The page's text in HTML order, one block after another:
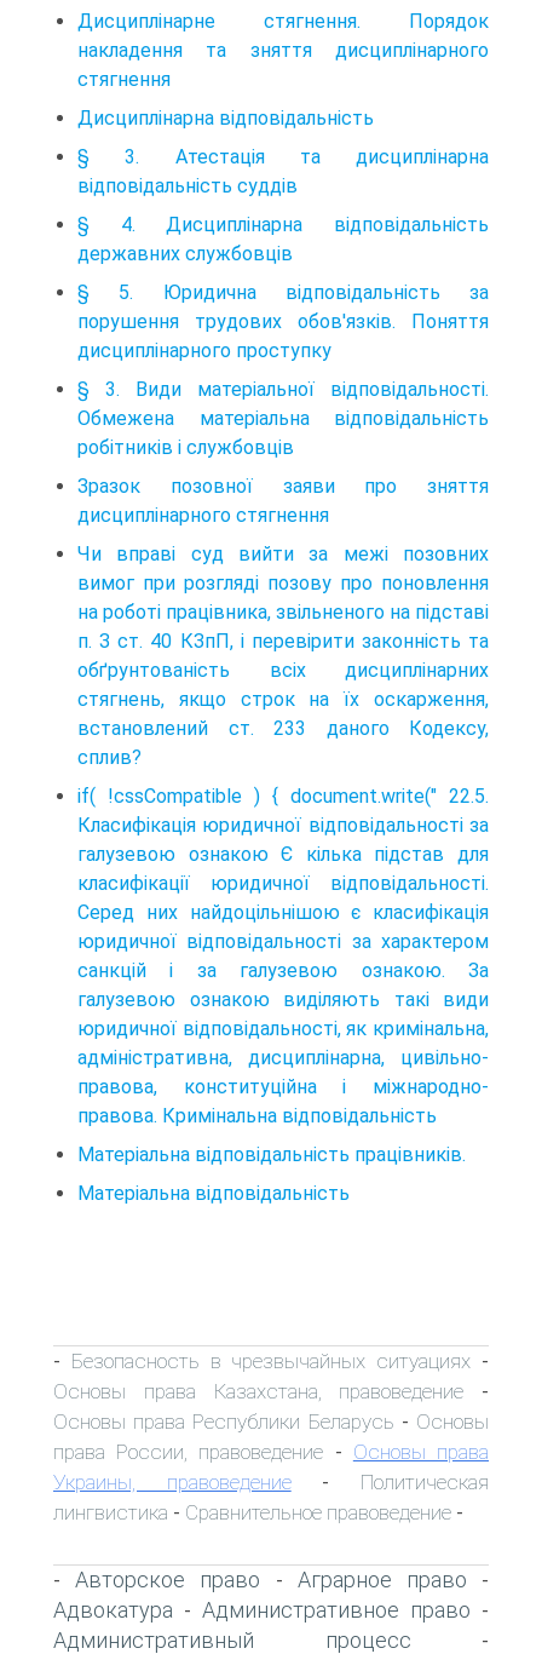
Дисциплінарне стягнення. Порядок
накладення та зняття дисциплінарного
стягнення
Дисциплінарна відповідальність
§ 3. Атестація та дисциплінарна
відповідальність суддів
§ 4. Дисциплінарна відповідальність
державних службовців
§ 5. Юридична відповідальність за
порушення трудових обов'язків. Поняття
дисциплінарного проступку
§ 3. Види матеріальної відповідальності.
Обмежена матеріальна відповідальність
робітників і службовців
Зразок позовної заяви про зняття
дисциплінарного стягнення
Чи вправі суд вийти за межі позовних
вимог при розгляді позову про поновлення
на роботі працівника, звільненого на підставі
п. З ст. 40 КЗпП, і перевірити законність та
обґрунтованість всіх дисциплінарних
стягнень, якщо строк на їх оскарження,
встановлений ст. 233 даного Кодексу,
сплив?
if( !cssCompatible ) { document.write(" 22.5.
Класифікація юридичної відповідальності за
галузевою ознакою Є кілька підстав для
класифікації юридичної відповідальності.
Серед них найдоцільнішою є класифікація
юридичної відповідальності за характером
санкцій і за галузевою ознакою. За
галузевою ознакою виділяють такі види
юридичної відповідальності, як кримінальна,
адміністративна, дисциплінарна, цивільно-
правова, конституційна і міжнародно-
правова. Кримінальна відповідальність
Матеріальна відповідальність працівників.
Матеріальна відповідальність
- Безопасность в чрезвычайных ситуациях -
Основы права Казахстана, правоведение -
Основы права Республики Беларусь - Основы
права России, правоведение - Основы права
Украины, правоведение- Политическая
лингвистика - Сравнительное правоведение -
-Авторское право - Аграрное право -
Адвокатура - Административное право -
Административный процесс -